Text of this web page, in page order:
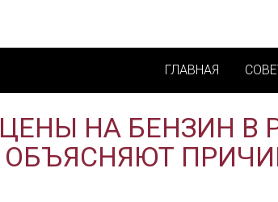
ГЛАВНАЯ
ЦЕНЫ НА БЕНЗИН В
ОБЪЯСНЯЮТ